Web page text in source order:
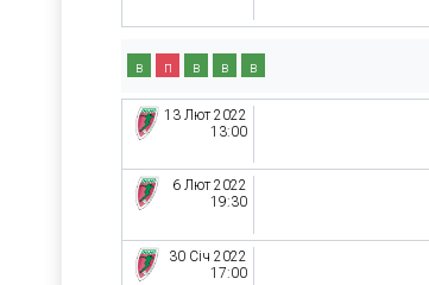
в п в в в
13 Лют 2022
13:00
6 Лют 2022
19:30
30 Січ 2022
17:00